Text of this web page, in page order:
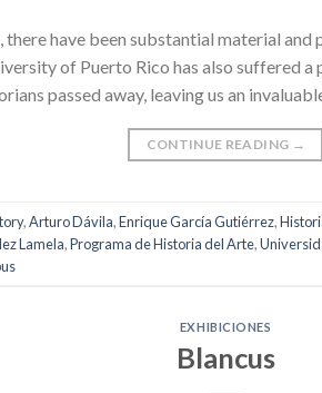
have been substantial material and
of Puerto Rico has also suffered a
passed away, leaving us an
CONTINUE READING →
,Arturo Dávila,Enrique García Gutiérrez,
Lamela,Programa de Historia del Arte,
EXHIBICIONES
Blancus